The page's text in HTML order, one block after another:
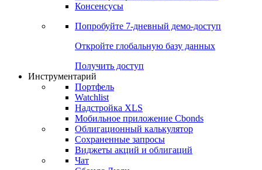
Портфели индексов Cbonds
Прогнозы
Консенсусы
Попробуйте7-дневный
Откройте глобальную базу данных
Получить доступ
Инструментарий
Портфель
Watchlist
Надстройка XLS
Мобильное приложение Cbonds